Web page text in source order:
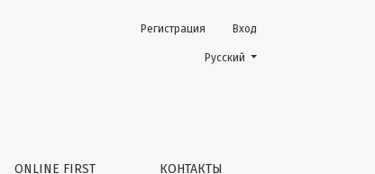
ONLINE FIRST КОНТАКТЫ
Регистрация Вход
Change the language. The
Русский